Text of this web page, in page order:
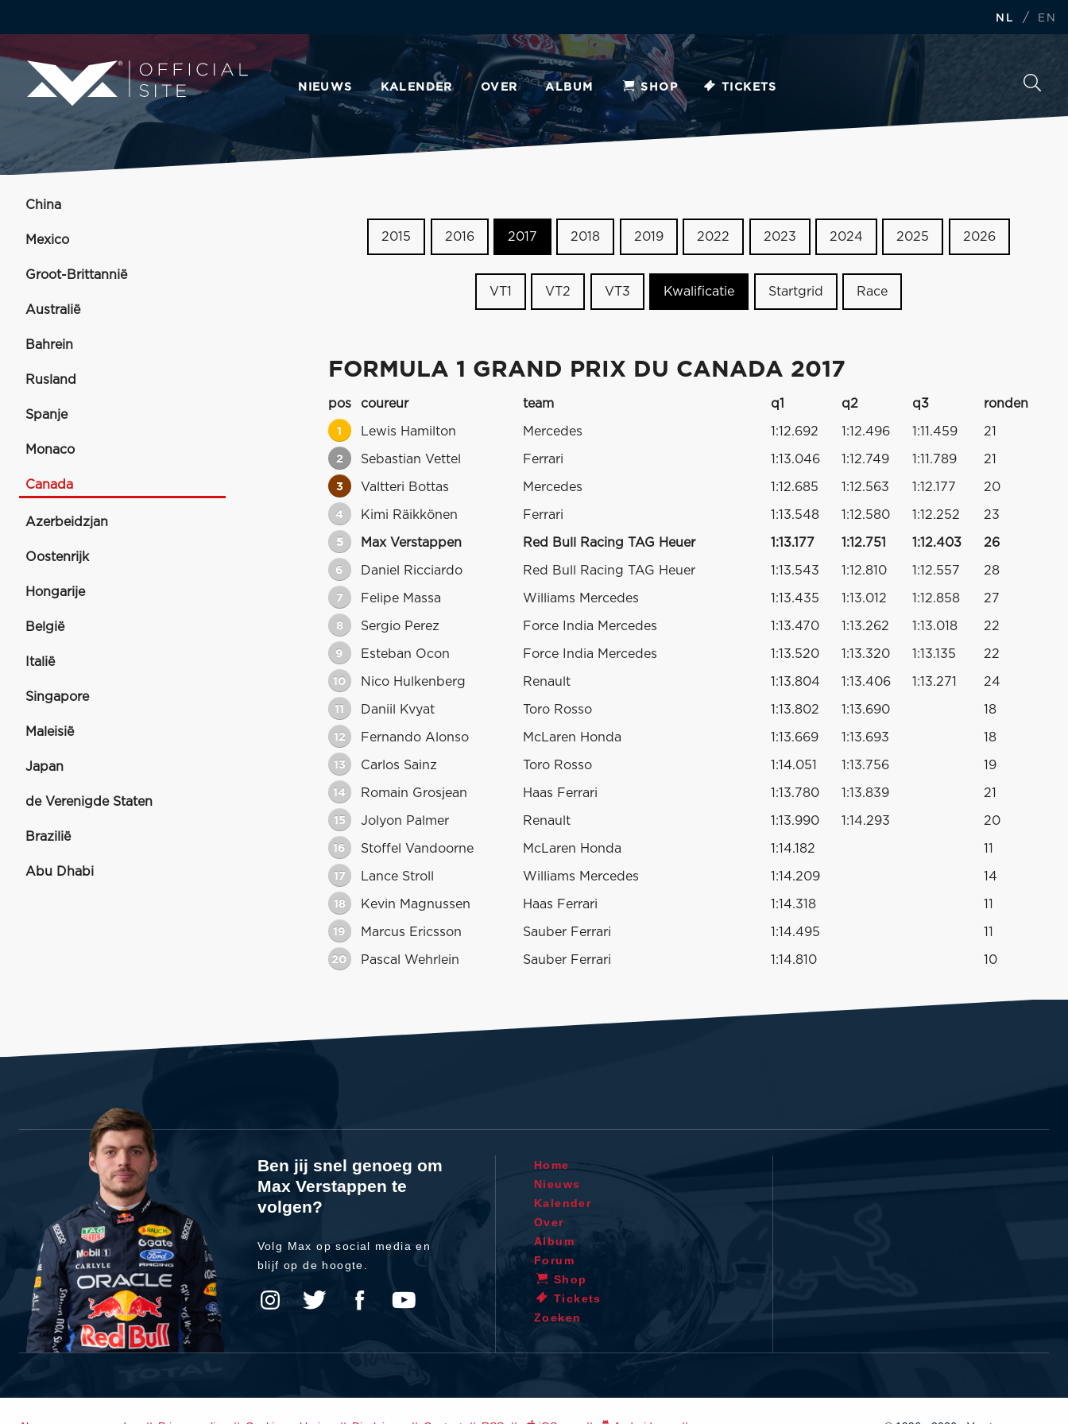
NL / EN
NIEUWS KALENDER OVER ALBUM SHOP TICKETS
China
Mexico
Groot-Brittannië
Australië
Bahrein
Rusland
Spanje
Monaco
Canada
Azerbeidzjan
Oostenrijk
Hongarije
België
Italië
Singapore
Maleisië
Japan
de Verenigde Staten
Brazilië
Abu Dhabi
2015 2016 2017 2018 2019 2022 2023 2024 2025 2026
VT1 VT2 VT3 Kwalificatie Startgrid Race
FORMULA 1 GRAND PRIX DU CANADA 2017
pos coureur team q1 q2 q3 ronden
1 Lewis Hamilton Mercedes 1:12.692 1:12.496 1:11.459 21
2 Sebastian Vettel Ferrari 1:13.046 1:12.749 1:11.789 21
3 Valtteri Bottas Mercedes 1:12.685 1:12.563 1:12.177 20
4 Kimi Räikkönen Ferrari 1:13.548 1:12.580 1:12.252 23
5 Max Verstappen Red Bull Racing TAG Heuer 1:13.177 1:12.751 1:12.403 26
6 Daniel Ricciardo Red Bull Racing TAG Heuer 1:13.543 1:12.810 1:12.557 28
7 Felipe Massa Williams Mercedes 1:13.435 1:13.012 1:12.858 27
8 Sergio Perez Force India Mercedes 1:13.470 1:13.262 1:13.018 22
9 Esteban Ocon Force India Mercedes 1:13.520 1:13.320 1:13.135 22
10 Nico Hulkenberg Renault 1:13.804 1:13.406 1:13.271 24
11 Daniil Kvyat Toro Rosso 1:13.802 1:13.690 18
12 Fernando Alonso McLaren Honda 1:13.669 1:13.693 18
13 Carlos Sainz Toro Rosso 1:14.051 1:13.756 19
14 Romain Grosjean Haas Ferrari 1:13.780 1:13.839 21
15 Jolyon Palmer Renault 1:13.990 1:14.293 20
16 Stoffel Vandoorne McLaren Honda 1:14.182 11
17 Lance Stroll Williams Mercedes 1:14.209 14
18 Kevin Magnussen Haas Ferrari 1:14.318 11
19 Marcus Ericsson Sauber Ferrari 1:14.495 11
20 Pascal Wehrlein Sauber Ferrari 1:14.810 10
Ben jij snel genoeg om
Max Verstappen te
volgen?
Volg Max op social media en
blijf op de hoogte.
Home
Nieuws
Kalender
Over
Album
Forum
Shop
Tickets
Zoeken